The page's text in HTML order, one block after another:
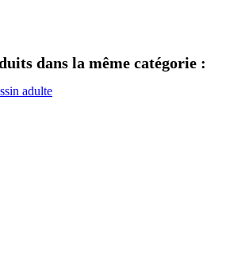
dans la même catégorie :